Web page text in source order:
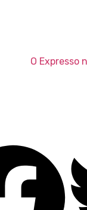
O Expresso